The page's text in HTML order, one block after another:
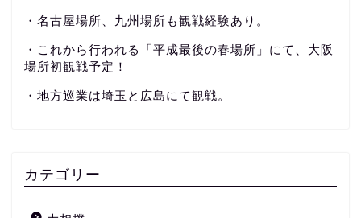
・名古屋場所、九州場所も観戦経験あり。
・これから行われる「平成最後の春場所」にて、大阪
場所初観戦予定！
・地方巡業は埼玉と広島にて観戦。
カテゴリー